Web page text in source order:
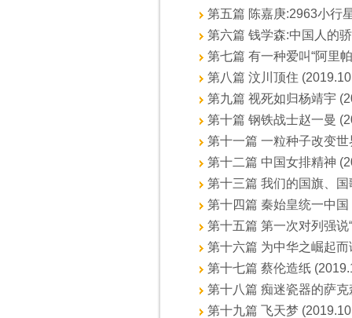
第五篇 陈嘉庚:2963小行
第六篇 钱学森:中国人的
第七篇 有一种爱叫“阿里
第八篇 汶川顶住
第九篇 视死如归杨靖宇
第十篇 钢铁战士赵一曼
第十一篇 一粒种子改变
第十二篇 中国女排精神
第十三篇 我们的国旗、
第十四篇 秦始皇统一中
第十五篇 第一次对列强说
第十六篇 为中华之崛起
第十七篇 蔡伦造纸
第十八篇 痴迷瓷器的萨
第十九篇 飞天梦